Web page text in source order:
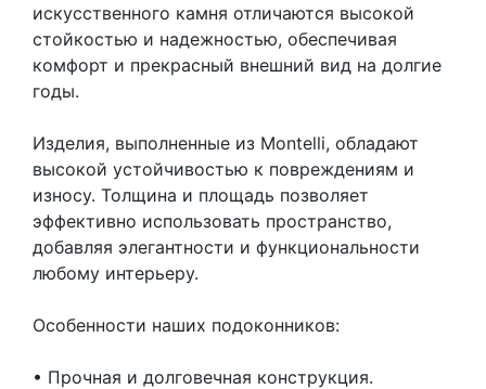
искусственного камня отличаются высокой
стойкостью и надежностью, обеспечивая
комфорт и прекрасный внешний вид на долгие
годы.
Изделия, выполненные из Montelli, обладают
высокой устойчивостью к повреждениям и
износу. Толщина и площадь позволяет
эффективно использовать пространство,
добавляя элегантности и функциональности
любому интерьеру.
Особенности наших подоконников:
• Прочная и долговечная конструкция.